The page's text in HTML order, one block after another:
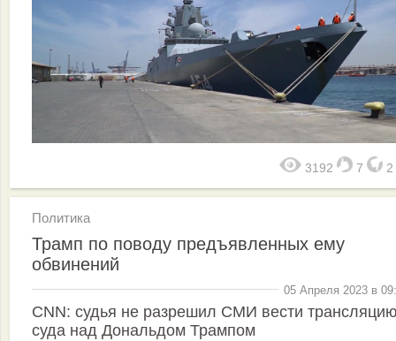
3192 7 2
Политика
Трамп по поводу предъявленных ему
обвинений
05 Апреля 2023 в
CNN: судья не разрешил СМИ вести
суда над Дональдом Трампом